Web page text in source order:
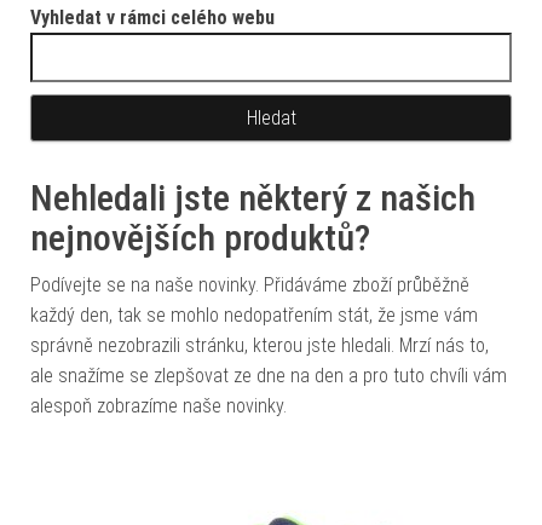
Vyhledat v rámci celého webu
Nehledali jste některý z našich
nejnovějších produktů?
Podívejte se na naše novinky. Přidáváme zboží průběžně
každý den, tak se mohlo nedopatřením stát, že jsme vám
správně nezobrazili stránku, kterou jste hledali. Mrzí nás to,
ale snažíme se zlepšovat ze dne na den a pro tuto chvíli vám
alespoň zobrazíme naše novinky.